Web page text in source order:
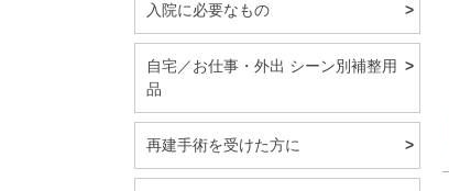
入院に必要なもの
自宅／お仕事・外出 シーン別補整用
品
再建手術を受けた方に